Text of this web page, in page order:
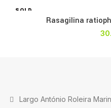
SOLD
Rasagilina
Largo António Roleira